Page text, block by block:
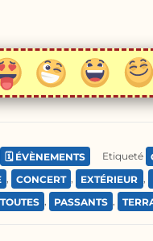
🗓️ ÉVÈNEMENTS Etiqueté
, CONCERT , EXTÉRIEUR ,
, PASSANTS ,